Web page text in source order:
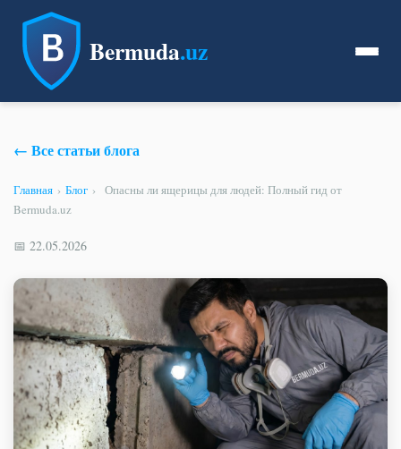
Bermuda.uz
← Все статьи блога
Главная › Блог ›
Опасны ли ящерицы для людей: Полный гид от
Bermuda.uz
📅 22.05.2026